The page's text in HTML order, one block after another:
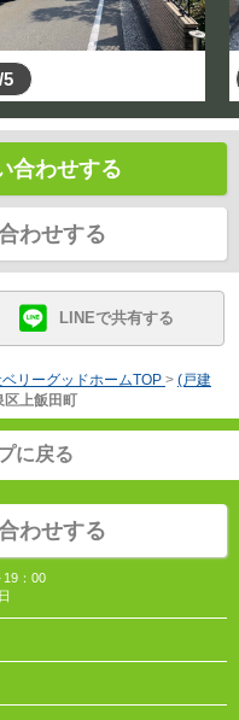
5
合わせする
わせする
LINEで共有する
リーグッドホームTOP > (戸建
区上飯田町
に戻る
わせする
19：00